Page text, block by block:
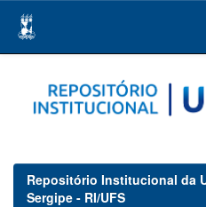
navigation
Repositório Institucional da
Sergipe - RI/UFS